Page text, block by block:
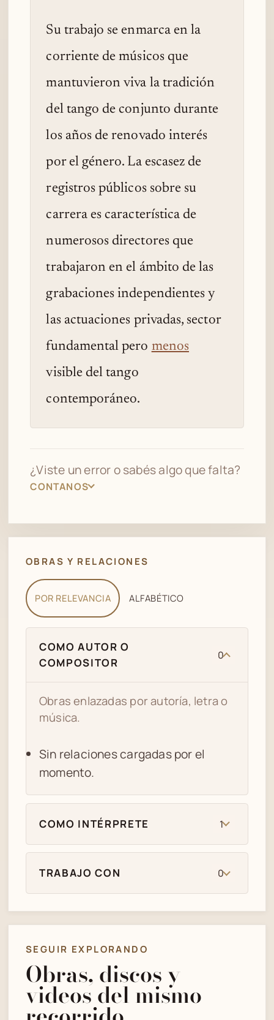
Su trabajo se enmarca en la
corriente de músicos que
mantuvieron viva la tradición
del tango de conjunto durante
los años de renovado interés
por el género. La escasez de
registros públicos sobre su
carrera es característica de
numerosos directores que
trabajaron en el ámbito de las
grabaciones independientes y
las actuaciones privadas, sector
fundamental pero menos
visible del tango
contemporáneo.
¿Viste un error o sabés algo que falta?
CONTANOS
OBRAS Y RELACIONES
POR RELEVANCIA ALFABÉTICO
COMO AUTOR O
COMPOSITOR
0
Obras enlazadas por autoría, letra o
música.
Sin relaciones cargadas por el
momento.
COMO INTÉRPRETE 1
TRABAJO CON 0
SEGUIR EXPLORANDO
Obras, discos y
videos del mismo